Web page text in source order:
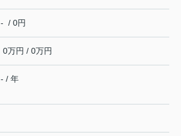
- / 0円
0万円 / 0万円
- / 年